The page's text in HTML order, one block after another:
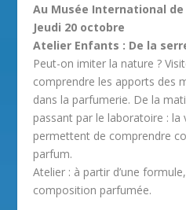
Au Musée International
Jeudi 20 octobre
Atelier Enfants : De la
Peut-on imiter la nature ?
comprendre les apports des
dans la parfumerie. De la
passant par le laboratoire : la
permettent de comprendre
parfum.
Atelier : à partir d’une
composition parfumée.